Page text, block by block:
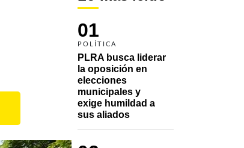
01
POLÍTICA
PLRA busca liderar
la oposición en
elecciones
municipales y
exige humildad a
sus aliados